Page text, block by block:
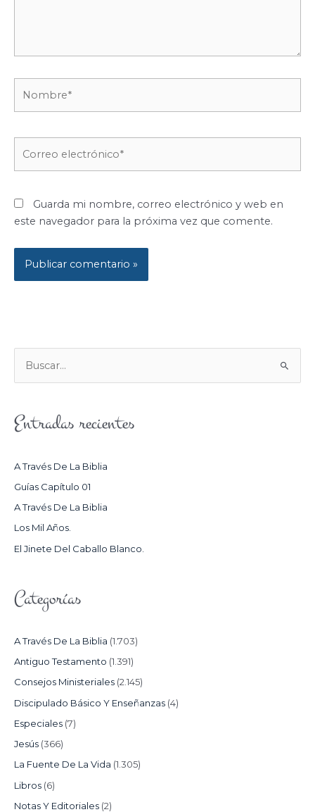
electrónico*
Guarda mi nombre, correo electrónico y web en
este navegador para la próxima vez que comente.
U
C
R
:
Entradas recientes
A Través De La Biblia
Guías Capítulo 01
A Través De La Biblia
Los Mil Años.
El Jinete Del Caballo Blanco.
Categorías
A Través De La Biblia (1.703)
Antiguo Testamento (1.391)
Consejos Ministeriales (2.145)
Discipulado Básico Y Enseñanzas (4)
Especiales (7)
Jesús (366)
La Fuente De La Vida (1.305)
Libros (6)
Notas Y Editoriales (2)